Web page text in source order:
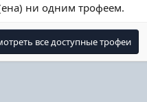
ни одним трофеем.
все доступные трофеи